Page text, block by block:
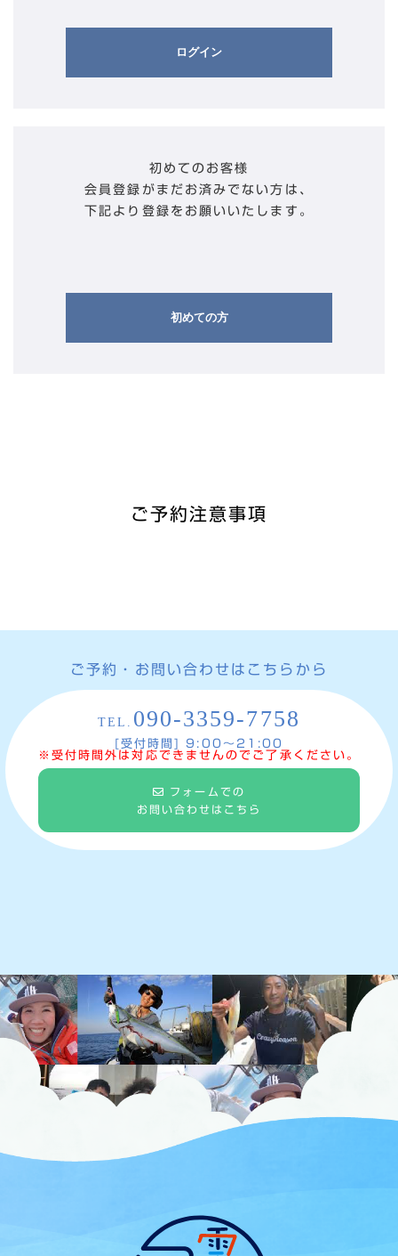
ログイン
初めてのお客様
会員登録がまだお済みでない方は、
下記より登録をお願いいたします。
初めての方
ご予約注意事項
ご予約・お問い合わせはこちらから
TEL. 090-3359-7758
[受付時間] 9:00〜21:00
※受付時間外は対応できませんのでご了承ください。
フォームでの
お問い合わせはこちら